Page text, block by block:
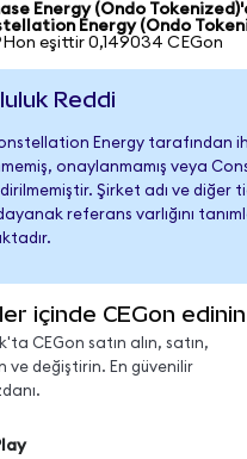
Energy (Ondo
Energy (Ondo
eşittir 0,149034 CEGon
Reddi
Energy tarafından
onaylanmamış veya
Şirket adı ve diğer
referans varlığını
içinde CEGon edinin
CEGon satın alın, satın,
ve değiştirin. En güvenilir